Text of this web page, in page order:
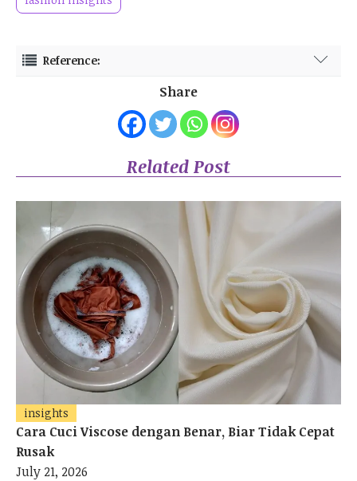
Reference:
https://www.traveloka.com/id-id/explore/tips/pl-outfit-nonton-
https://www.popbela.com/fashion/style-trends/nafi-
khoiriyah/outfit-nonton-konser-1
https://www.tokopedia.com/blog/outfit-nonton-konser-fsw/?
utm_medium=organic&utm_source=google
Share
Related Post
insights
Cara Cuci Viscose dengan Benar, Biar Tidak Cepat
Rusak
July 21, 2026